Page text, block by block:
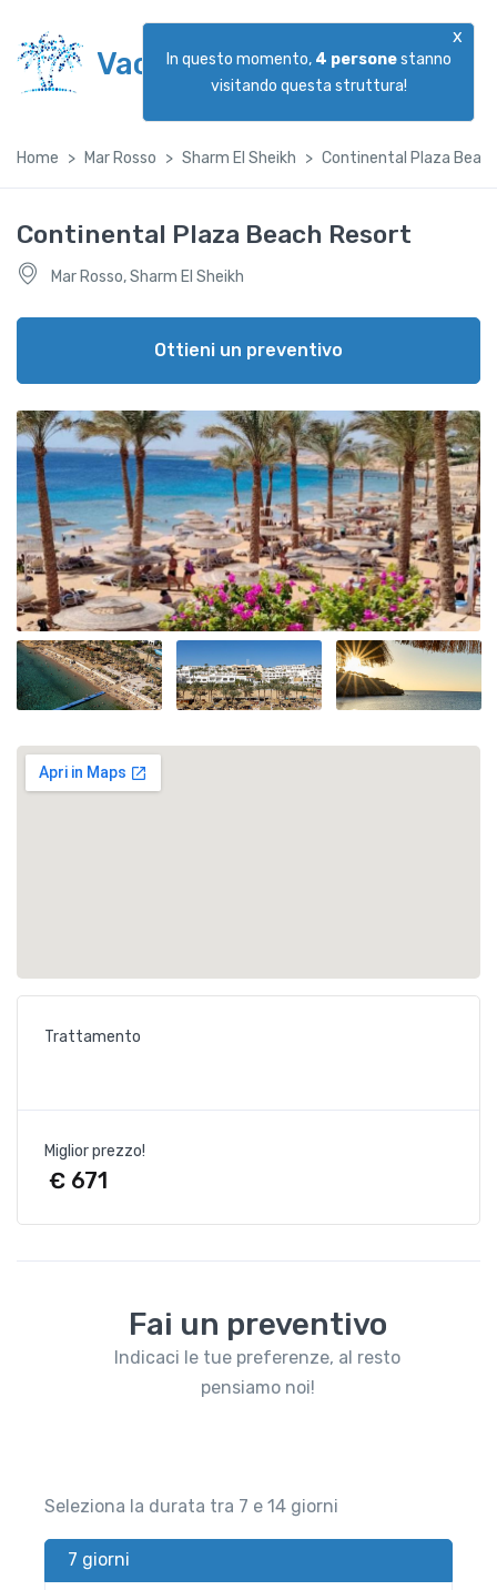
Vacanzeggiando
x
In questo momento, 4 personestanno
visitando questa struttura!
Home Mar Rosso Sharm El Sheikh Continental Plaza
Continental Plaza Beach Resort
Mar Rosso, Sharm El Sheikh
Ottieni un preventivo
Trattamento
Miglior prezzo!
€ 671
Fai un preventivo
Indicaci le tue preferenze, al resto
pensiamo noi!
Seleziona la durata tra 7 e 14 giorni
7 giorni